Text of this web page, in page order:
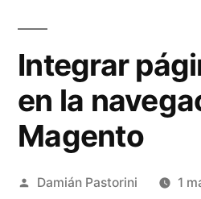
Integrar
en la
Magento
Publicado
Damián Pastorini 1